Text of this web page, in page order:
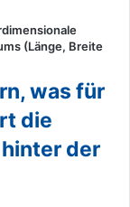
(Länge, Breite
was für
die
der